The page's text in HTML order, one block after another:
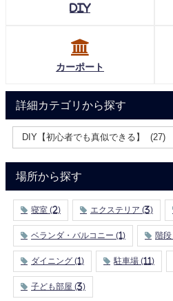
DIY
カーポート
詳細カテゴリから探す
場所から探す
寝室 (2) エクステリア (3)
ベランダ・バルコニー (1) 階段
ダイニング (1) 駐車場 (11)
子ども部屋 (3)